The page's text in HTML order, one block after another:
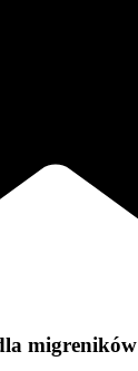
migreników